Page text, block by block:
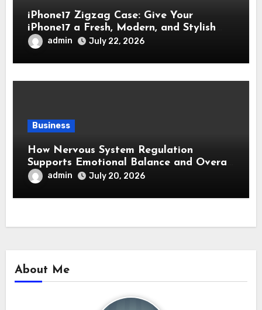
iPhone17 Zigzag Case: Give Your
iPhone17 a Fresh, Modern, and Stylish
Appearance
admin July 22, 2026
Business
How Nervous System Regulation
Supports Emotional Balance and Overall
Wellness
admin July 20, 2026
About Me